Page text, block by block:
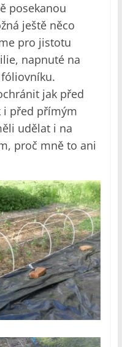
posekanou
ještě něco
pro jistotu
napnuté na
jak před
i před přímým
udělat i na
proč mně to ani